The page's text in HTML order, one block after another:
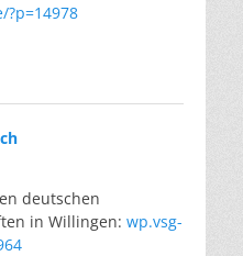
?p=14978
deutschen
in Willingen: wp.vsg-